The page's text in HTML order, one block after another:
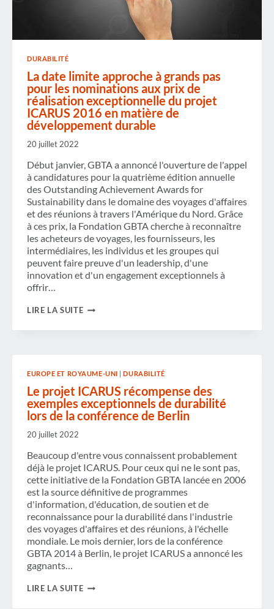
DURABILITÉ
La date limite approche à grands pas
pour les nominations aux prix de
réalisation exceptionnelle du projet
ICARUS 2016 en matière de
développement durable
20 juillet 2022
Début janvier, GBTA a annoncé l'ouverture de l'appel
à candidatures pour la quatrième édition annuelle
des Outstanding Achievement Awards for
Sustainability dans le domaine des voyages d'affaires
et des réunions à travers l'Amérique du Nord. Grâce
à ces prix, la Fondation GBTA cherche à reconnaître
les acheteurs de voyages, les fournisseurs, les
intermédiaires, les individus et les groupes qui
peuvent faire preuve d'un leadership, d'une
innovation et d'un engagement exceptionnels à
offrir…
LIRE LA SUITELA
POUR
LES
NOMINATIONS
AUX
PRIX
DU
PROJET
ICARUS
2016
EN
MATIÈRE
DE
DÉVELOPPEMENT
DURABLE
EUROPE ET ROYAUME-UNI |DURABILITÉ
Le projet ICARUS récompense des
exemples exceptionnels de durabilité
lors de la conférence de Berlin
20 juillet 2022
Beaucoup d'entre vous connaissent probablement
déjà le projet ICARUS. Pour ceux qui ne le sont pas,
cette initiative de la Fondation GBTA lancée en 2006
est la source définitive de programmes
d'information, d'éducation, de soutien et de
reconnaissance pour la durabilité dans l'industrie
des voyages d'affaires et des réunions, à l'échelle
mondiale. Le mois dernier, lors de la conférence
GBTA 2014 à Berlin, le projet ICARUS a annoncé les
gagnants…
LIRE LA SUITELE